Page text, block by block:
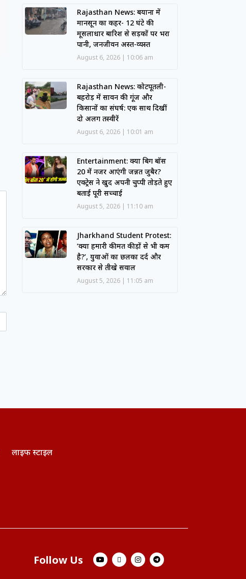
Rajasthan News: बयाना में
मानसून का कहर- 12 घंटे की
मूसलाधार बारिश से सड़कों पर भरा
पानी, जनजीवन अस्त-व्यस्त
August 6, 2026 10:06 am
Rajasthan News: कोटपूतली-
बहरोड़ में सावन की गूंज और
किसानों का संघर्ष: एक साथ दिखीं
दो अलग तस्वीरें
August 6, 2026 10:01 am
Entertainment: क्या बिग बॉस
20 में नजर आएंगी जन्नत जुबैर?
एक्ट्रेस ने खुद अपनी चुप्पी तोड़ते हुए
बताई पूरी सच्चाई
August 5, 2026 11:10 am
Jharkhand Student Protest:
‘क्या हमारी कीमत कीड़ों से भी कम
है?’, युवाओं का छलका दर्द और
सरकार से तीखे सवाल
August 5, 2026 11:05 am
लाइफ स्टाइल
Follow Us